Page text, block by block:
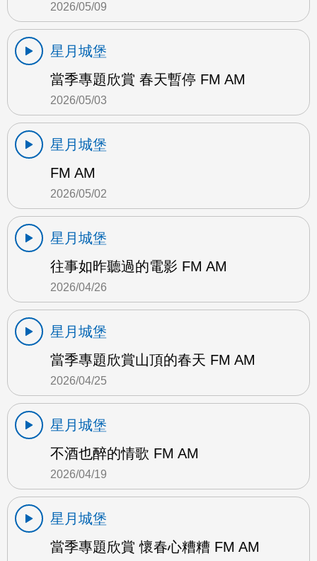
2026/05/09
星月城堡
當季專題欣賞 春天暫停 FM AM
2026/05/03
星月城堡
FM AM
2026/05/02
星月城堡
往事如昨聽過的電影 FM AM
2026/04/26
星月城堡
當季專題欣賞山頂的春天 FM AM
2026/04/25
星月城堡
不酒也醉的情歌 FM AM
2026/04/19
星月城堡
當季專題欣賞 懷春心糟糟 FM AM